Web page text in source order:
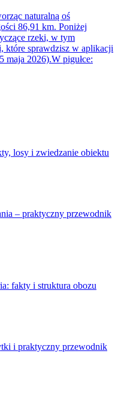
naturalną oś
86,91 km. Poniżej
rzeki, w tym
które sprawdzisz w aplikacji
2026).W pigułce:
losy i zwiedzanie obiektu
– praktyczny przewodnik
fakty i struktura obozu
i praktyczny przewodnik